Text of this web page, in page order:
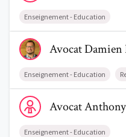
Enseignement - Education
Voir le profil de
AvocatDamien
Enseignement - Education
Voir le profil de
AvocatAnthony
Enseignement - Education